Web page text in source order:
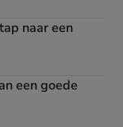
naar een
een goede